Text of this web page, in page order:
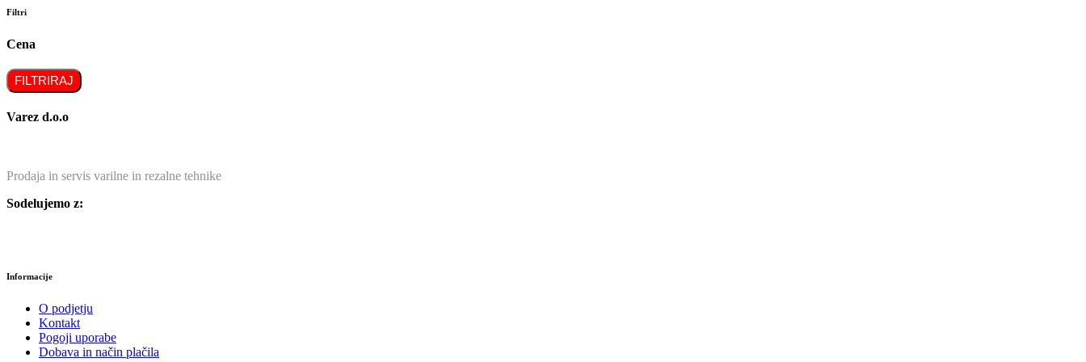
Filtri
Cena
FILTRIRAJ
Varez d.o.o
Prodaja in servis varilne in rezalne tehnike
Sodelujemo z:
Informacije
O podjetju
Kontakt
Pogoji uporabe
Dobava in način plačila